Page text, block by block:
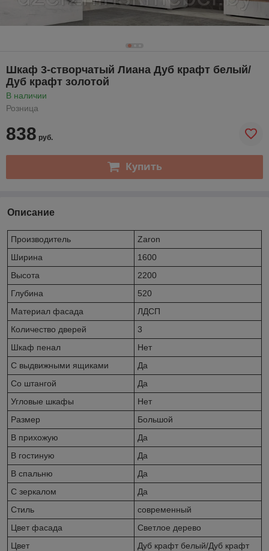
Шкаф 3-створчатый Лиана Дуб крафт белый/
Дуб крафт золотой
В наличии
Розница
838 руб.
Купить
Описание
Производитель
Zaron
Ширина
1600
Высота
2200
Глубина
520
Материал фасада
ЛДСП
Количество дверей
3
Шкаф пенал
Нет
С выдвижными ящиками
Да
Со штангой
Да
Угловые шкафы
Нет
Размер
Большой
В прихожую
Да
В гостиную
Да
В спальню
Да
С зеркалом
Да
Стиль
современный
Цвет фасада
Светлое дерево
Цвет
Дуб крафт белый/Дуб крафт